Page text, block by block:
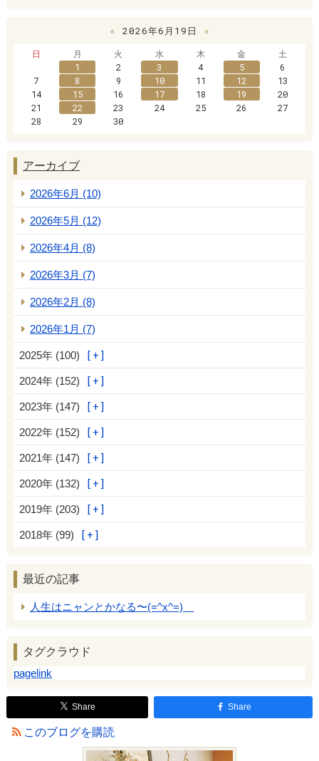
« 2026年6月19日
»
日
月 火 水 木 金
土
1
2 3 4 5
6
7
8 9 10 11 12
13
14
15 16 17 18 19
20
21
22 23 24 25 26
27
28
29 30
アーカイブ
2026年6月 (10)
2026年5月 (12)
2026年4月 (8)
2026年3月 (7)
2026年2月 (8)
2026年1月 (7)
2025年 (100)
2024年 (152)
2023年 (147)
2022年 (152)
2021年 (147)
2020年 (132)
2019年 (203)
2018年 (99)
最近の記事
人生はニャンとかなる〜(=^x^=)
タグクラウド
pagelink
Share Share
このブログを購読